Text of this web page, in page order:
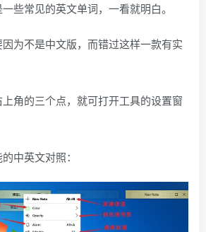
些常见的英文单词，一看就明白。
为不是中文版，而错过这样一款有实
角的三个点，就可打开工具的设置窗
中英文对照：